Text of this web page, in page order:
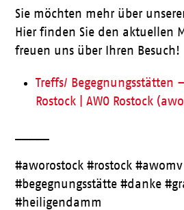
Sie möchten mehr über
Hier finden Sie den aktuellen
freuen uns über Ihren Besuch!
Treffs/ Begegnungsstätten
Rostock | AWO Rostock
#aworostock #rostock
#begegnungsstätte #danke
#heiligendamm